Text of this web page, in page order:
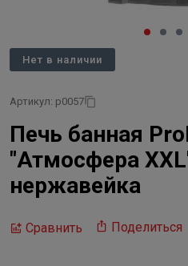
Нет в наличии
Артикул: p0057
Печь банная
"Атмосфера
нержавейка
Сравнить Поделиться